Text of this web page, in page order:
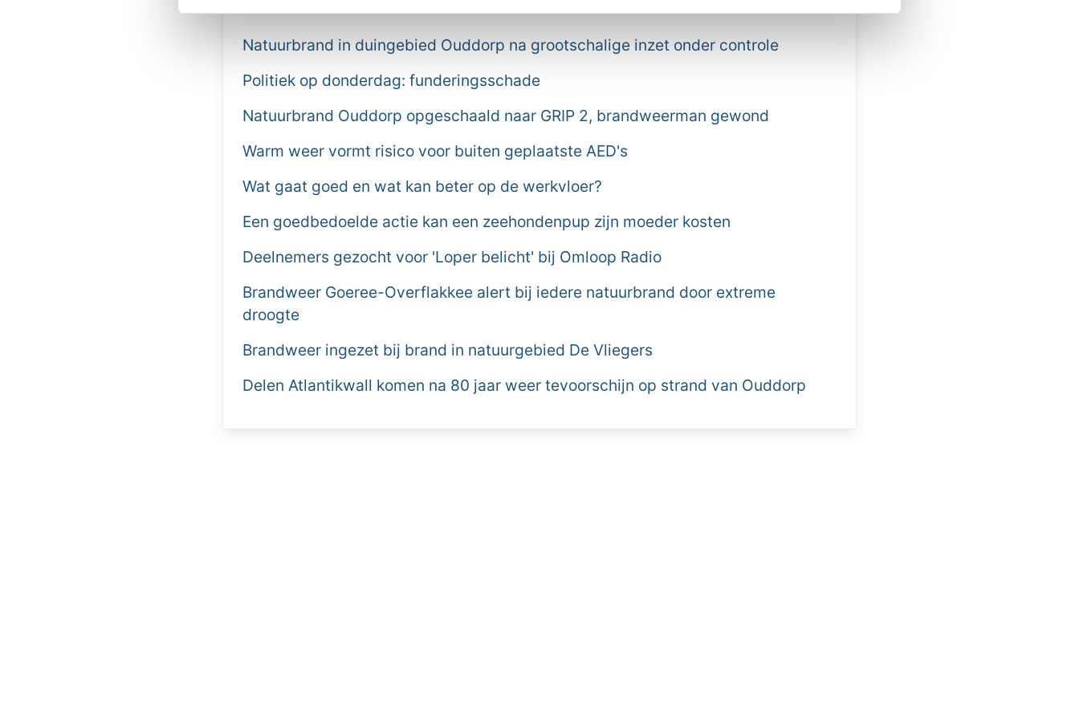
Natuurbrand in duingebied Ouddorp na grootschalige inzet onder controle
Politiek op donderdag: funderingsschade
Natuurbrand Ouddorp opgeschaald naar GRIP 2, brandweerman gewond
Warm weer vormt risico voor buiten geplaatste AED's
Wat gaat goed en wat kan beter op de werkvloer?
Een goedbedoelde actie kan een zeehondenpup zijn moeder kosten
Deelnemers gezocht voor 'Loper belicht' bij Omloop Radio
Brandweer Goeree-Overflakkee alert bij iedere natuurbrand door extreme
droogte
Brandweer ingezet bij brand in natuurgebied De Vliegers
Delen Atlantikwall komen na 80 jaar weer tevoorschijn op strand van Ouddorp